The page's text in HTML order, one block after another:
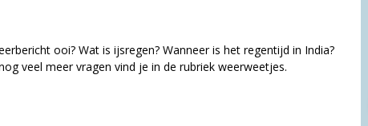
ooi? Wat is ijsregen? Wanneer is het regentijd in India?
veel meer vragen vind je in de rubriek weerweetjes.